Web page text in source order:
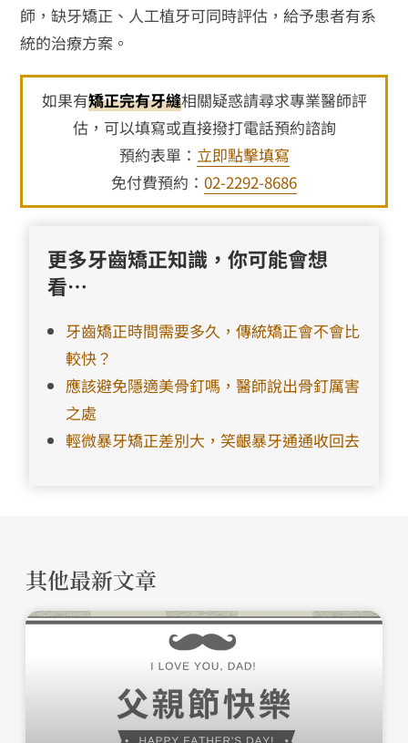
師，缺牙矯正、人工植牙可同時評估，給予患者有系
統的治療方案。
如果有矯正完有牙縫相關疑惑請尋求專業醫師評
估，可以填寫或直接撥打電話預約諮詢
預約表單： 立即點擊填寫
免付費預約： 02-2292-8686
更多牙齒矯正知識，你可能會想
看…
牙齒矯正時間需要多久，傳統矯正會不會比
較快？
應該避免隱適美骨釘嗎，醫師說出骨釘厲害
之處
輕微暴牙矯正差別大，笑齦暴牙通通收回去
其他最新文章